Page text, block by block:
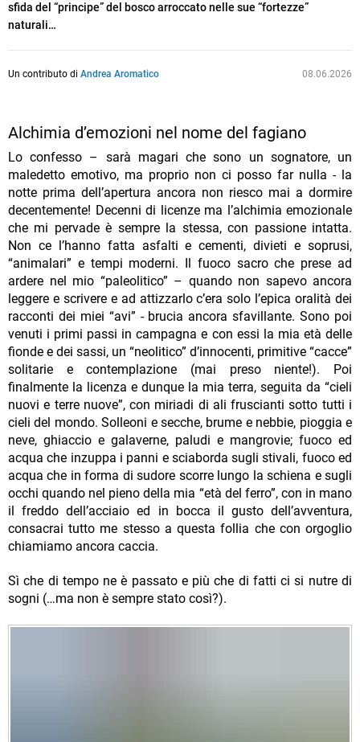
sfida del “principe” del bosco arroccato nelle sue “fortezze”
naturali…
Un contributo di Andrea Aromatico 08.06.2026
Alchimia d’emozioni nel nome del fagiano
Lo confesso – sarà magari che sono un sognatore, un
maledetto emotivo, ma proprio non ci posso far nulla - la
notte prima dell’apertura ancora non riesco mai a dormire
decentemente! Decenni di licenze ma l’alchimia emozionale
che mi pervade è sempre la stessa, con passione intatta.
Non ce l’hanno fatta asfalti e cementi, divieti e soprusi,
“animalari” e tempi moderni. Il fuoco sacro che prese ad
ardere nel mio “paleolitico” – quando non sapevo ancora
leggere e scrivere e ad attizzarlo c’era solo l’epica oralità dei
racconti dei miei “avi” - brucia ancora sfavillante. Sono poi
venuti i primi passi in campagna e con essi la mia età delle
fionde e dei sassi, un “neolitico” d’innocenti, primitive “cacce”
solitarie e contemplazione (mai preso niente!). Poi
finalmente la licenza e dunque la mia terra, seguita da “cieli
nuovi e terre nuove”, con miriadi di ali fruscianti sotto tutti i
cieli del mondo. Solleoni e secche, brume e nebbie, pioggia e
neve, ghiaccio e galaverne, paludi e mangrovie; fuoco ed
acqua che inzuppa i panni e sciaborda sugli stivali, fuoco ed
acqua che in forma di sudore scorre lungo la schiena e sugli
occhi quando nel pieno della mia “età del ferro”, con in mano
il freddo dell’acciaio ed in bocca il gusto dell’avventura,
consacrai tutto me stesso a questa follia che con orgoglio
chiamiamo ancora caccia.
Sì che di tempo ne è passato e più che di fatti ci si nutre di
sogni (…ma non è sempre stato così?).